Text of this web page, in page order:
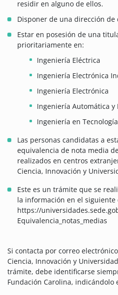
residir en alguno de ellos.
Disponer de una dirección de
Estar en posesión de una
prioritariamente en:
Ingeniería Eléctrica
Ingeniería Electrónica
Ingeniería Electrónica
Ingeniería Automática
Ingeniería en
Las personas candidatas a
equivalencia de nota media
realizados en centros
Ciencia, Innovación y
Este es un trámite que se
la información en el siguiente
https://
Equivalencia_notas_medias
Si contacta por correo
Ciencia, Innovación y
trámite, debe identificarse
Fundación Carolina, indicándolo